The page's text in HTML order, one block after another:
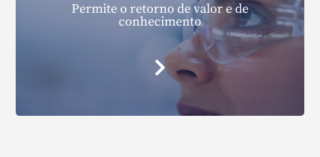
Permite o retorno de valor e de
conhecimento